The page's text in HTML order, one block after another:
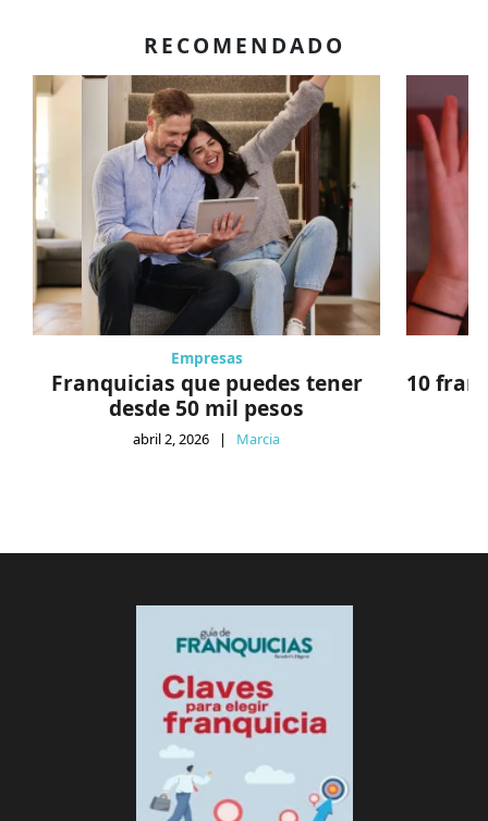
RECOMENDADO
Empresas
Franquicias que puedes tener
desde 50 mil pesos
abril 2, 2026 | Marcia
10